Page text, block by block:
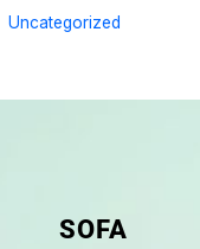
Uncategorized
SOFA